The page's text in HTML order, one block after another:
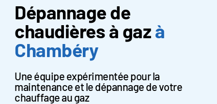
Dépannage de
chaudières à gazà
Chambéry
Une équipe expérimentée pour la
maintenance et le dépannage de votre
chauffage au gaz